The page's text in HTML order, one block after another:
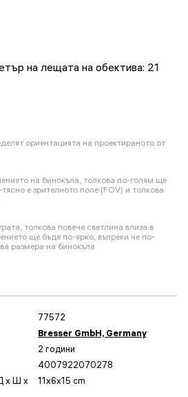
на лещата на обектива: 21
ориентацията на проектираното от
на бинокъла, толкова по-голям ще
е зрителното поле (FOV) и толкова
толкова повече светлина влиза в
ще бъде по-ярко, въпреки че по-
размера на бинокъла
77572
Bresser GmbH, Germany
2 години
4007922070278
x Ш x
11x6x15 cm